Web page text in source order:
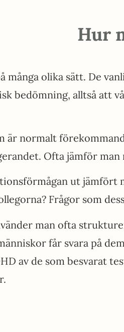
Hur
många olika sätt. De
bedömning, alltså att
är normalt
Ofta jämför
ut jämfört
Frågor som
man ofta
får svara på
av de som besvarat